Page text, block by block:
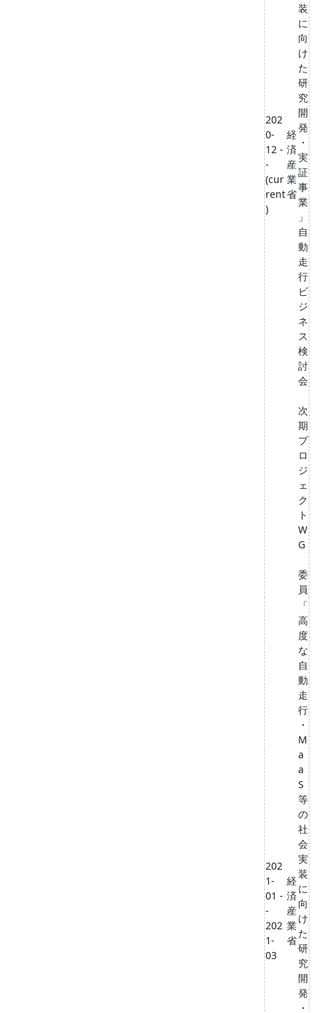
202
0-
12 -
-
(cur
rent
)
経
済
産
業
省
装
に
向
け
た
研
究
開
発
・
実
証
事
業
」
自
動
走
行
ビ
ジ
ネ
ス
検
討
会
次
期
プ
ロ
ジ
ェ
ク
ト
W
G
委
員
202
1-
01 -
-
202
1-
03
経
済
産
業
省
「
高
度
な
自
動
走
行
・
M
a
a
S
等
の
社
会
実
装
に
向
け
た
研
究
開
発
・